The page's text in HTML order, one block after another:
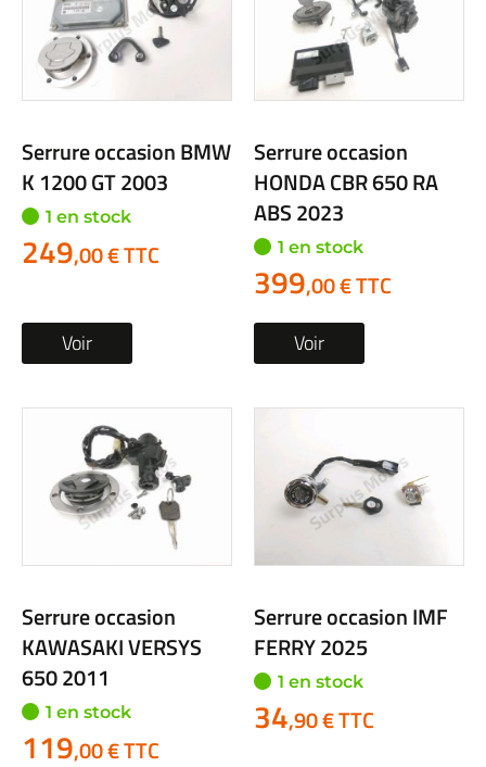
Serrure occasion BMW
K 1200 GT 2003
1 en stock
249,00 € TTC
Voir
Serrure occasion
HONDA CBR 650 RA
ABS 2023
1 en stock
399,00 € TTC
Voir
Serrure occasion
KAWASAKI VERSYS
650 2011
1 en stock
119,00 € TTC
Serrure occasion IMF
FERRY 2025
1 en stock
34,90 € TTC